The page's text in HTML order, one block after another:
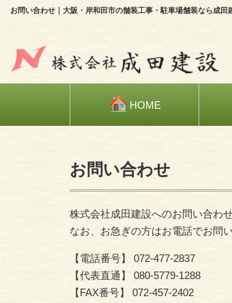
お問い合わせ｜大阪・岸和田市の舗装工事・駐車場舗装なら成
HOME
お問い合わせ
株式会社成田建設へのお問い合わ
なお、お急ぎの方はお電話でお問
【電話番号】 072-477-2837
【代表直通】 080-5779-1288
【FAX番号】 072-457-2402